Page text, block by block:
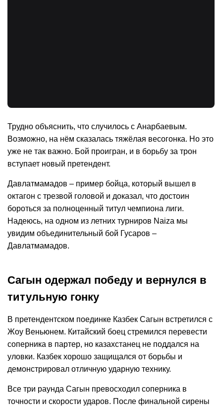
Трудно объяснить, что случилось с Анарбаевым.
Возможно, на нём сказалась тяжёлая весогонка. Но это
уже не так важно. Бой проигран, и в борьбу за трон
вступает новый претендент.
Давлатмамадов – пример бойца, который вышел в
октагон с трезвой головой и доказал, что достоин
бороться за полноценный титул чемпиона лиги.
Надеюсь, на одном из летних турниров Naiza мы
увидим объединительный бой Гусаров –
Давлатмамадов.
Сагын одержал победу и вернулся в
титульную гонку
В претендентском поединке Казбек Сагын встретился с
Жоу Веньюнем. Китайский боец стремился перевести
соперника в партер, но казахстанец не поддался на
уловки. Казбек хорошо защищался от борьбы и
демонстрировал отличную ударную технику.
Все три раунда Сагын превосходил соперника в
точности и скорости ударов. После финальной сирены